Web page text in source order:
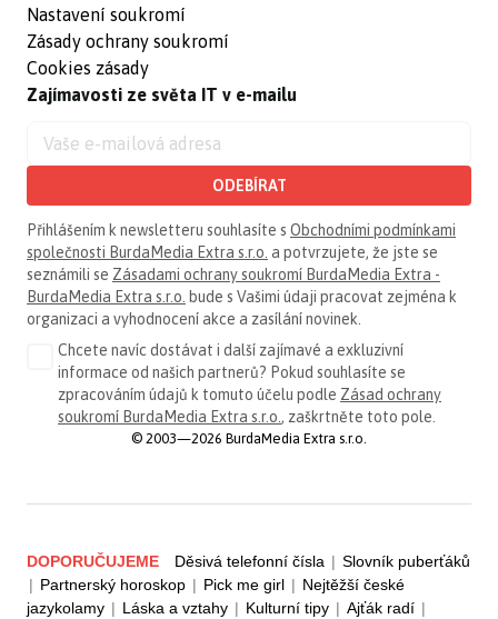
Nastavení soukromí
Zásady ochrany soukromí
Cookies zásady
Zajímavosti ze světa IT v e-mailu
ODEBÍRAT
Přihlášením k newsletteru souhlasíte s Obchodními podmínkami
společnosti BurdaMedia Extra s.r.o. a potvrzujete, že jste se
seznámili se Zásadami ochrany soukromí BurdaMedia Extra -
BurdaMedia Extra s.r.o. bude s Vašimi údaji pracovat zejména k
organizaci a vyhodnocení akce a zasílání novinek.
Chcete navíc dostávat i další zajímavé a exkluzivní
informace od našich partnerů? Pokud souhlasíte se
zpracováním údajů k tomuto účelu podle Zásad ochrany
soukromí BurdaMedia Extra s.r.o., zaškrtněte toto pole.
© 2003—2026 BurdaMedia Extra s.r.o.
DOPORUČUJEME Děsivá telefonní čísla | Slovník puberťáků
| Partnerský horoskop | Pick me girl | Nejtěžší české
jazykolamy | Láska a vztahy | Kulturní tipy | Ajťák radí |